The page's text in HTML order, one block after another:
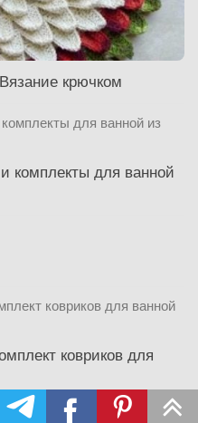
крючком
комплекты для ванной
ковриков для